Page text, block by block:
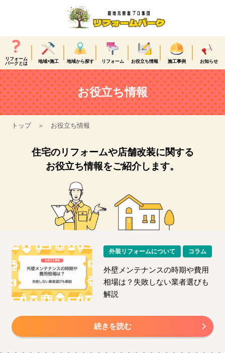
リフォーム
パークとは
地域×施工 地域から探す リフォーム お役立ち情報 施工事例 お知らせ
お役立ち情報
トップ お役立ち情報
住宅のリフォームや店舗改装に関する
お役立ち情報をご紹介します。
外装リフォームについて コラム
外壁メンテナンスの時期や費用
相場は？失敗しない業者選びも
解説
続きを読む